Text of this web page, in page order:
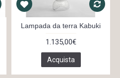
Lampada da terra Kabuki
1.135,00€
Acquista